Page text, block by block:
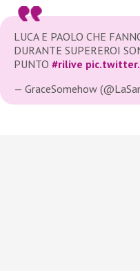
LUCA E PAOLO CHE
DURANTE SUPEREROI
PUNTO #rilive
— GraceSomehow